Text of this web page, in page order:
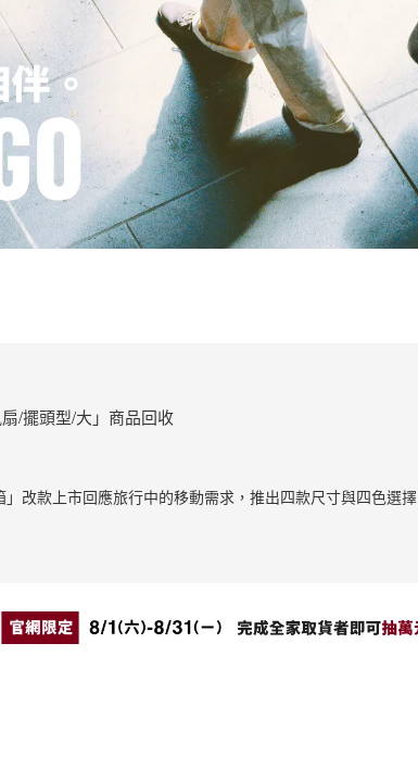
/擺頭型/大」商品回收
改款上市回應旅行中的移動需求，推出四款尺寸與四色選擇